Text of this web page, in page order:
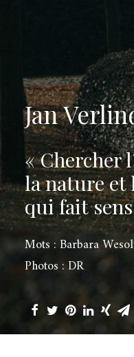
Jan
« Chercher
la nature et
qui fait
Mots : Barbara
Photos : DR